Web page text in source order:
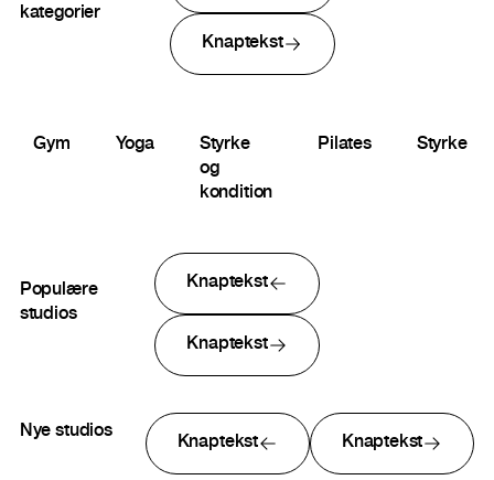
kategorier
Knaptekst
Gym Yoga
Styrke
og
kondition
Pilates Styrke
Populære
studios
Knaptekst
Knaptekst
Nye studios
Knaptekst Knaptekst